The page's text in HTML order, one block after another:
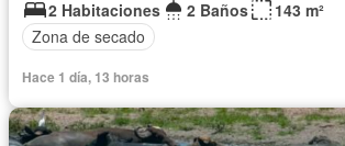
2 Habitaciones
2 Baños
143 m²
Zona de secado
Hace 1 día, 13 horas